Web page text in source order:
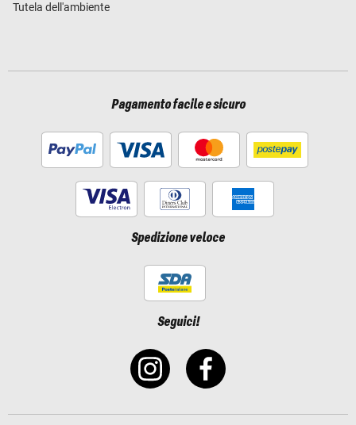
Tutela dell'ambiente
Pagamento facile e sicuro
Spedizione veloce
Seguici!